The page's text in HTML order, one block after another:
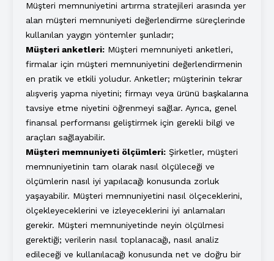
Müşteri memnuniyetini artırma stratejileri arasında yer
alan müşteri memnuniyeti değerlendirme süreçlerinde
kullanılan yaygın yöntemler şunladır;
Müşteri anketleri: Müşteri memnuniyeti anketleri,
firmalar için müşteri memnuniyetini değerlendirmenin
en pratik ve etkili yoludur. Anketler; müşterinin tekrar
alışveriş yapma niyetini; firmayı veya ürünü başkalarına
tavsiye etme niyetini öğrenmeyi sağlar. Ayrıca, genel
finansal performansı geliştirmek için gerekli bilgi ve
araçları sağlayabilir.
Müşteri memnuniyeti ölçümleri: Şirketler, müşteri
memnuniyetinin tam olarak nasıl ölçüleceği ve
ölçümlerin nasıl iyi yapılacağı konusunda zorluk
yaşayabilir. Müşteri memnuniyetini nasıl ölçeceklerini,
ölçekleyeceklerini ve izleyeceklerini iyi anlamaları
gerekir. Müşteri memnuniyetinde neyin ölçülmesi
gerektiği; verilerin nasıl toplanacağı, nasıl analiz
edileceği ve kullanılacağı konusunda net ve doğru bir